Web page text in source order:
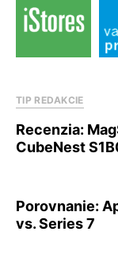
TIP REDAKCIE
Recenzia:
CubeNest
Porovnanie:
vs. Series 7